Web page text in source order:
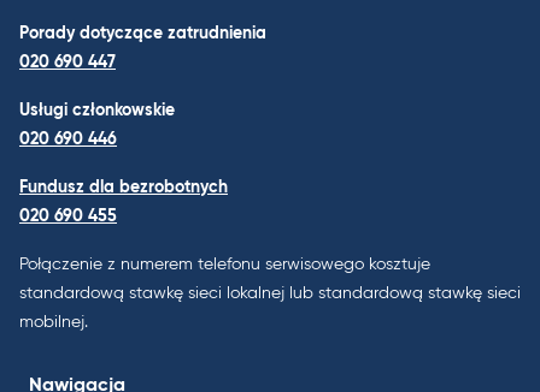
Porady dotyczące zatrudnienia
020 690 447
Usługi członkowskie
020 690 446
Fundusz dla bezrobotnych
020 690 455
Połączenie z numerem telefonu serwisowego kosztuje
standardową stawkę sieci lokalnej lub standardową stawkę sieci
mobilnej.
Nawigacja